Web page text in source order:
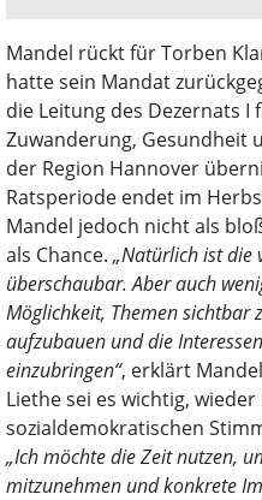
Wunstorf, die Förderung
Umwandlung der
und Oststadtschule in
Weiterentwicklung des
Standortes unter
Gleisplanung sowie ein
kommunale
privater
einem Antrag der Grünen
Kreiseln. Zur Prüfung der
Durchführung hybrider
sowie aller Ausschüsse
sowie Änderungsanträge
Punkt Einrichtung einer
Beauftragten für
Mandel rückt für Torben
hatte sein Mandat
die Leitung des Dezernats
Zuwanderung, Gesundheit
der Region Hannover
Ratsperiode endet im
Mandel jedoch nicht als
als Chance. „Natürlich ist die
überschaubar. Aber auch
Möglichkeit, Themen sichtbar
aufzubauen und die
einzubringen“, erklärt
Liethe sei es wichtig,
sozialdemokratischen
„Ich möchte die Zeit nutzen,
mitzunehmen und konkrete